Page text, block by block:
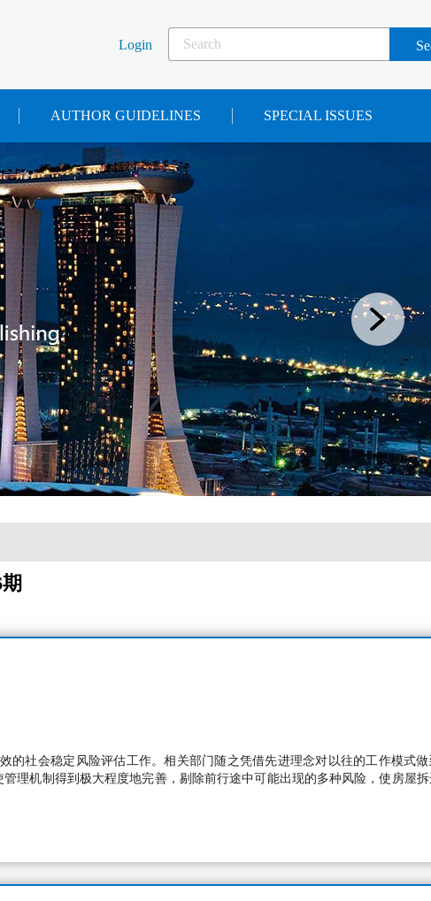
Login
AUTHOR GUIDELINES SPECIAL ISSUES
的社会稳定风险评估工作。相关部门随之凭借先进理念对以往的工作模式
理机制得到极大程度地完善，剔除前行途中可能出现的多种风险，使房屋